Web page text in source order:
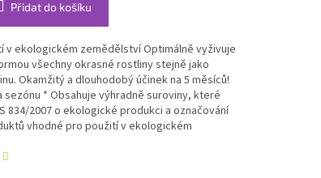
Přidat do košíku
v ekologickém zemědělství Optimálně vyživuje
všechny okrasné rostliny stejně jako
Okamžitý a dlouhodobý účinek na 5 měsíců!
sezónu * Obsahuje výhradně suroviny, které
834/2007 o ekologické produkci a označování
vhodné pro použití v ekologickém